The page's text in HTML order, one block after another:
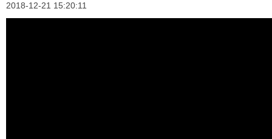
2018-12-21 15:20:11